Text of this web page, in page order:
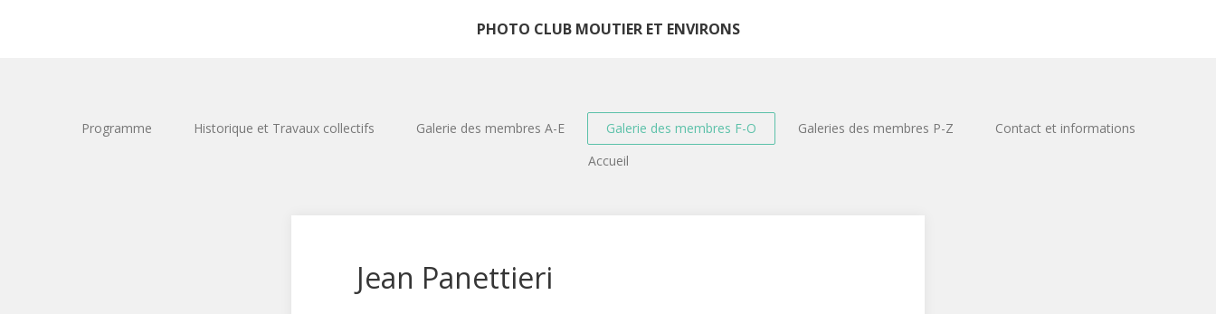
PHOTO CLUB MOUTIER ET ENVIRONS
Programme Historique et Travaux collectifs Galerie des membres A-E Galerie des membres F-O Galeries des membres P-Z
Contact et informations
Accueil
Jean Panettieri